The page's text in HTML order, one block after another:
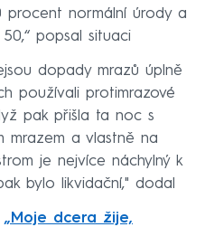
procent normální úrody a
popsal situaci
dopady mrazů úplně
používali protimrazové
pak přišla ta noc s
mrazem a vlastně na
je nejvíce náchylný k
bylo likvidační," dodal
„Moje dcera žije,